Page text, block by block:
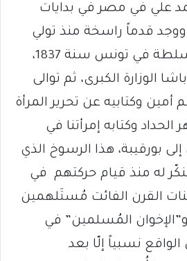
علي في مصر في بدايات
قدماً راسخة منذ تولي
المشير أحمد باي السلطة في تونس سنة 1837،
الوزارة الكبرى، ثم توالى
وكتابيه عن تحرير المرأة
الطاهر الحداد وكتابه إمرأتنا في
بورقيبة، هذا الرسوخ الذي
له منذ قيام حركتهم في
القرن الفائت مُستَلهمين
المُسلمين” في
نسبياً إلّا بعد